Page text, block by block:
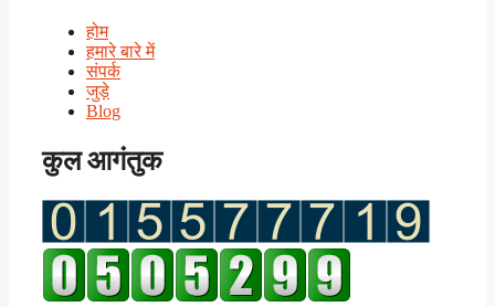
होम
हमारे बारे में
संपर्क
जुड़े
Blog
कुल आगंतुक